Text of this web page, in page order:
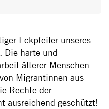
Eckpfeiler unseres
Die harte und
älterer Menschen
Migrantinnen aus
Rechte der
ausreichend geschützt!